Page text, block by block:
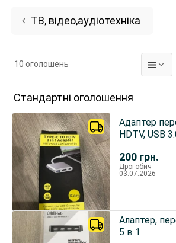
ТВ, відео,аудіотехніка
10 оголошень
Стандартні оголошення
200 грн.
Адаптер
Дрогобич
03.07.2026
Алаптер,
5 в 1